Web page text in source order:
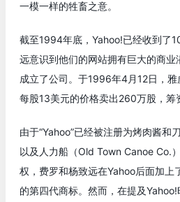
一模一样的牲畜之意。
截至1994年底，Yahoo!已经收到了
远意识到他们的网站拥有巨大的商
成立了公司。于1996年4月12日，
每股13美元的价格卖出260万股，筹
由于“Yahoo”已经被注册为烤肉酱和
以及人力船（Old Town Canoe Co.
权，费罗和杨致远在Yahoo后面加上
的第四代商标。然而，在提及Yahoo!